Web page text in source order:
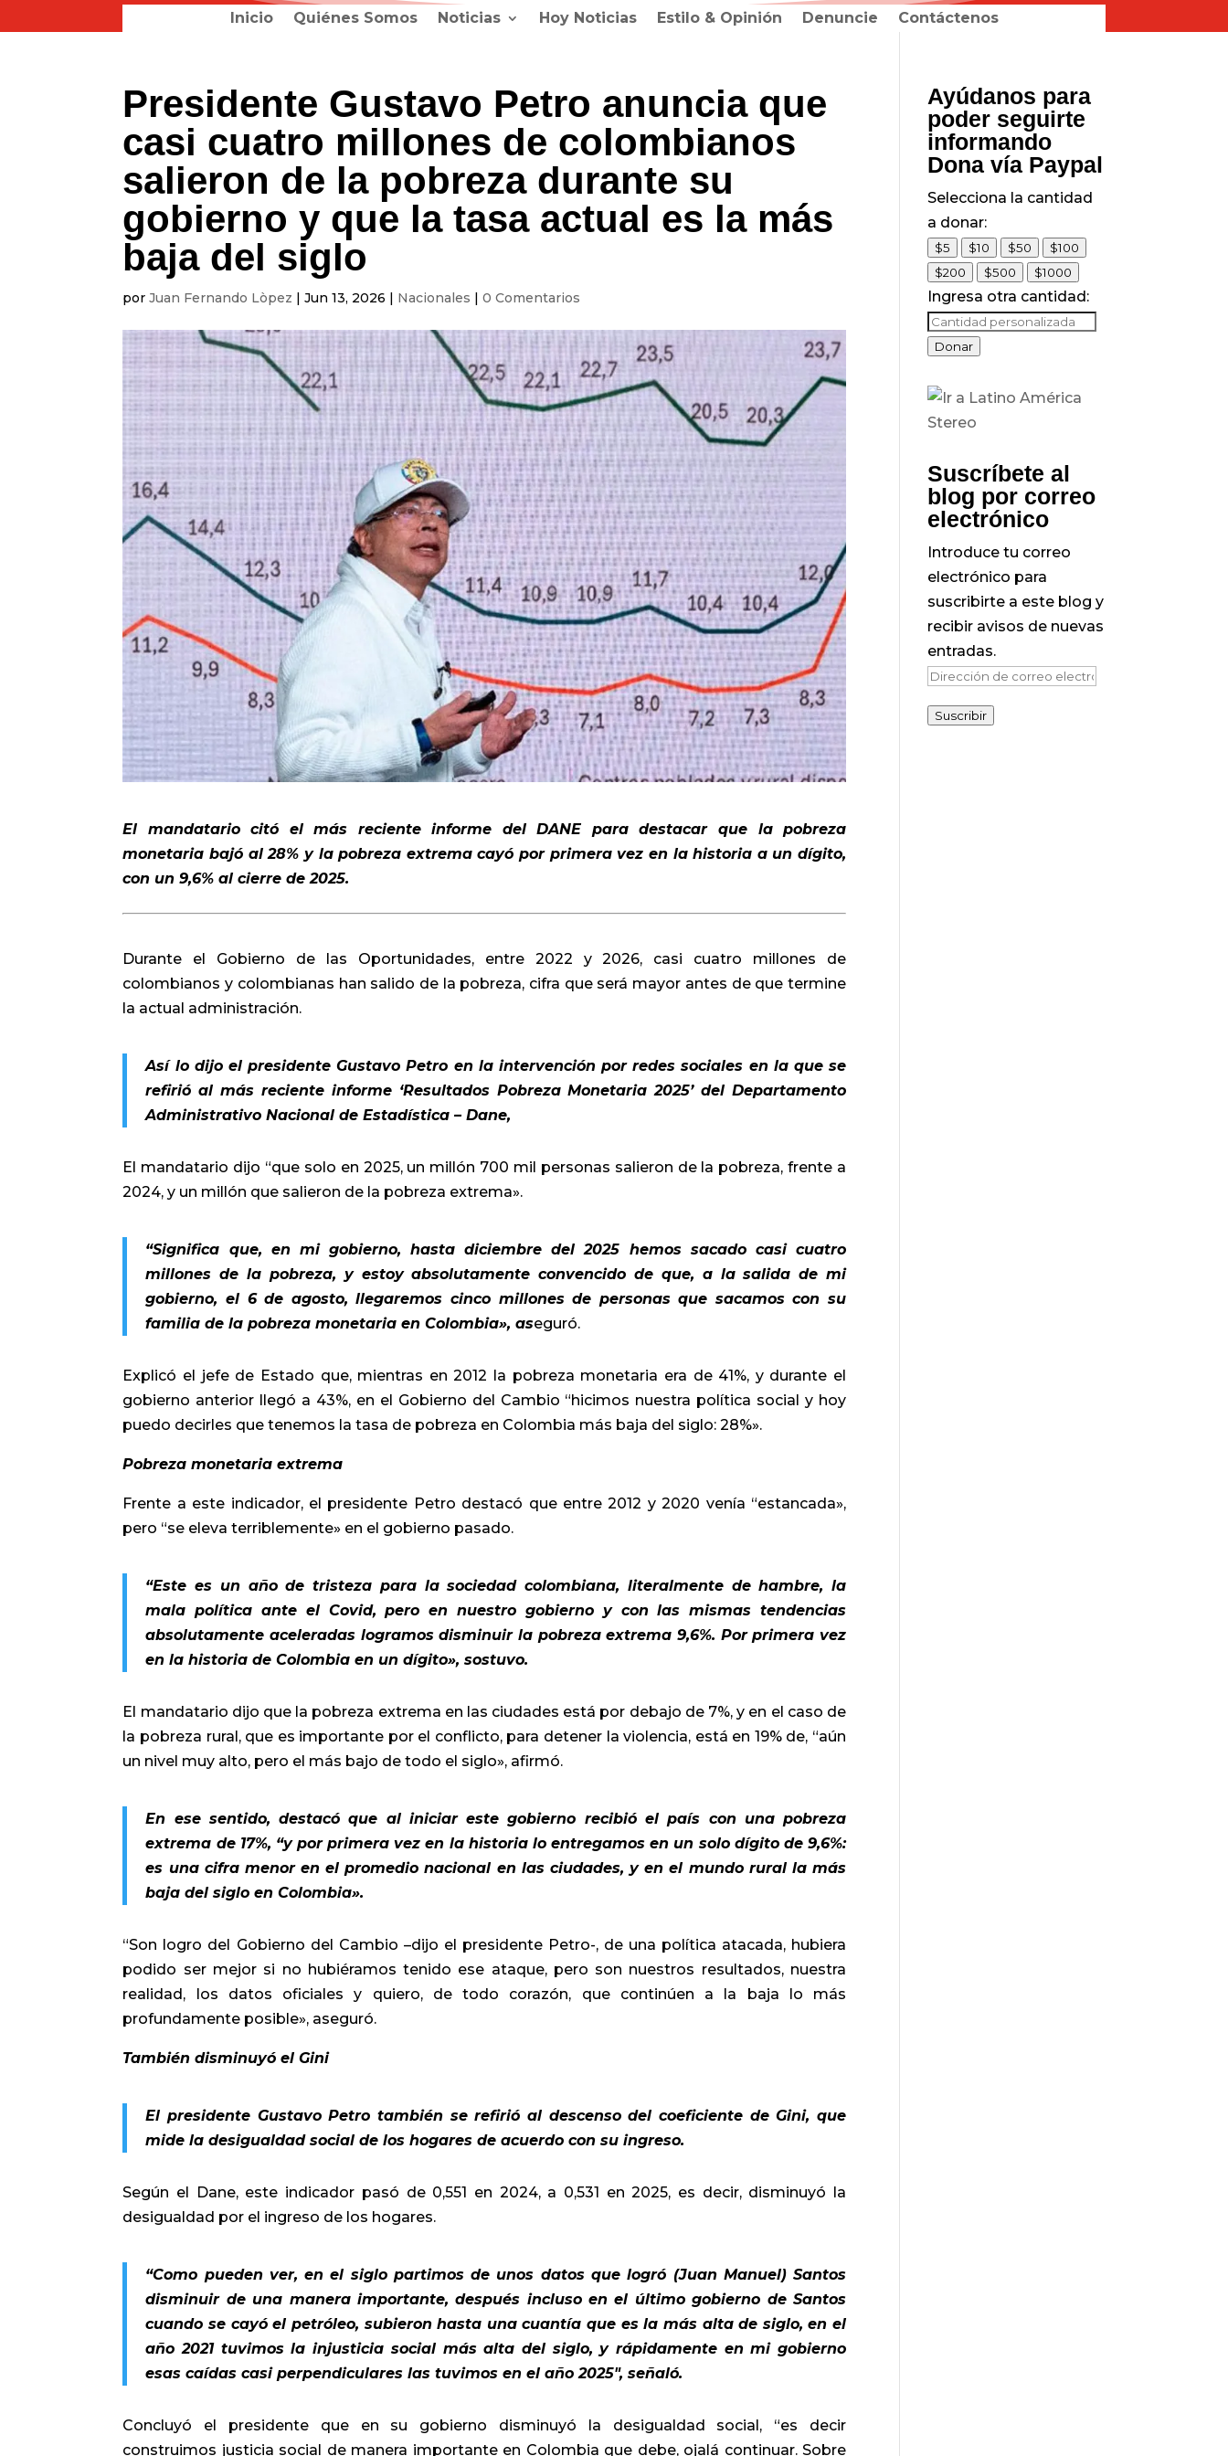
Inicio Quiénes Somos Noticias Hoy Noticias Estilo & Opinión Denuncie Contáctenos
Presidente Gustavo Petro anuncia que
casi cuatro millones de colombianos
salieron de la pobreza durante su
gobierno y que la tasa actual es la más
baja del siglo
porJuan Fernando Lòpez |Jun 13, 2026 | Nacionales |0 Comentarios
El mandatario citó el más reciente informe del DANE para destacar que la pobreza
monetaria bajó al 28% y la pobreza extrema cayó por primera vez en la historia a un dígito,
con un 9,6% al cierre de 2025.
Durante el Gobierno de las Oportunidades, entre 2022 y 2026, casi cuatro millones de
colombianos y colombianas han salido de la pobreza, cifra que será mayor antes de que termine
la actual administración.
Así lo dijo el presidente Gustavo Petro en la intervención por redes sociales en la que se
refirió al más reciente informe ‘Resultados Pobreza Monetaria 2025’del Departamento
Administrativo Nacional de Estadística – Dane,
El mandatario dijo “que solo en 2025, un millón 700 mil personas salieron de la pobreza, frente a
2024, y un millón que salieron de la pobreza extrema».
“Significa que, en mi gobierno, hasta diciembre del 2025 hemos sacado casi cuatro
millones de la pobreza, y estoy absolutamente convencido de que, a la salida de mi
gobierno, el 6 de agosto, llegaremos cinco millones de personas que sacamos con su
familia de la pobreza monetaria en Colombia», aseguró.
Explicó el jefe de Estado que, mientras en 2012 la pobreza monetaria era de 41%, y durante el
gobierno anterior llegó a 43%, en el Gobierno del Cambio “hicimos nuestra política social y hoy
puedo decirles que tenemos la tasa de pobreza en Colombia más baja del siglo: 28%».
Pobreza monetaria ​​extrema
Frente a este indicador, el presidente Petro destacó que entre 2012 y 2020 venía “estancada»,
pero “se eleva terriblemente» en el gobierno pasado.
“Este es un año de tristeza para la sociedad colombiana, literalmente de hambre, la
mala política ante el Covid, pero en nuestro gobierno y con las mismas tendencias
absolutamente aceleradas logramos disminuir la pobreza extrema 9,6%. Por primera vez
en la historia de Colombia en un dígito», sostuvo.
El mandatario dijo que la pobreza extrema en las ciudades está por debajo de 7%, y en el caso de
la pobreza rural, que es importante por el conflicto, para detener la violencia, está en 19% de, “aún
un nivel muy alto, pero el más bajo de todo el siglo», afirmó.
En ese sentido, destacó que al iniciar este gobierno recibió el país con una pobreza
extrema de 17%, “y por primera vez en la historia lo entregamos en un solo dígito de 9,6%:
es una cifra menor en el promedio nacional en las ciudades, y en el mundo rural la más
baja del siglo en Colombia».
“Son logro del Gobierno del Cambio –dijo el presidente Petro-, de una política atacada, hubiera
podido ser mejor si no hubiéramos tenido ese ataque, pero son nuestros resultados, nuestra
realidad, los datos oficiales y quiero, de todo corazón, que continúen a la baja lo más
profundamente posible», aseguró.
También disminuy​​ó el Gini
El presidente Gustavo Petro también se refirió al descenso del coeficiente de Gini, que
mide la desigualdad social de los hogares de acuerdo con su ingreso.
Según el Dane, este indicador pasó de 0,551 en 2024, a 0,531 en 2025, es decir, disminuyó la
desigualdad por el ingreso de los hogares.
“Como pueden ver, en el siglo partimos de unos datos que logró (Juan Manuel) Santos
disminuir de una manera importante, después incluso en el último gobierno de Santos
cuando se cayó el petróleo, subieron hasta una cuantía que es la más alta de siglo, en el
año 2021 tuvimos la injusticia social más alta del siglo, y rápidamente en mi gobierno
esas caídas casi perpendiculares las tuvimos en el año 2025″, señaló.
Concluyó el presidente que en su gobierno disminuyó la desigualdad social, “es decir
construimos justicia social de manera importante en Colombia que debe, ojalá continuar. Sobre
Ayúdanos para
poder seguirte
informando
Dona vía Paypal
Selecciona la cantidad
a donar:
$5 $10 $50
$100
$200
$500 $1000
Ingresa otra cantidad:
Donar
Suscríbete al
blog por correo
electrónico
Introduce tu correo
electrónico para
suscribirte a este blog y
recibir avisos de nuevas
entradas.
Dirección
correo
Suscribir